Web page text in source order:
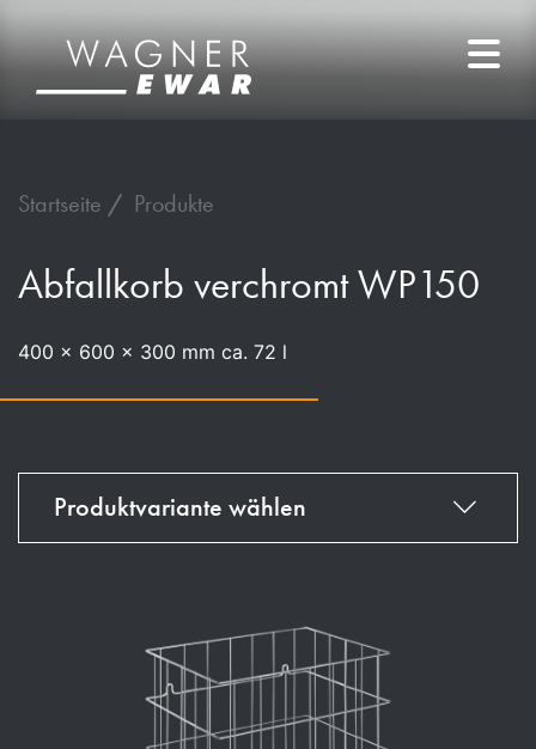
Startseite Produkte
Abfallkorb verchromt WP150
400 x 600 x 300 mm ca. 72 l
Produktvariante wählen